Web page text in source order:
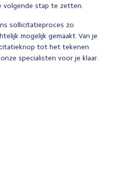
volgende stap te zetten.
sollicitatieproces zo
mogelijk gemaakt. Van je
tot het tekenen
specialisten voor je klaar.